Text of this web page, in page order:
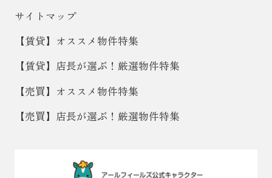
サイトマップ
【賃貸】オススメ物件特集
【賃貸】店長が選ぶ！厳選物件特集
【売買】オススメ物件特集
【売買】店長が選ぶ！厳選物件特集